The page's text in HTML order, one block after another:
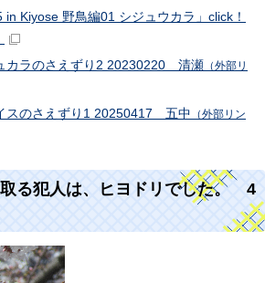
in Kiyose 野鳥編01 シジュウカラ」click！
カラのさえずり2 20230220 清瀬 （外部リ
スのさえずり1 20250417 五中 （外部リン
る犯人は、ヒヨドリでした。 4